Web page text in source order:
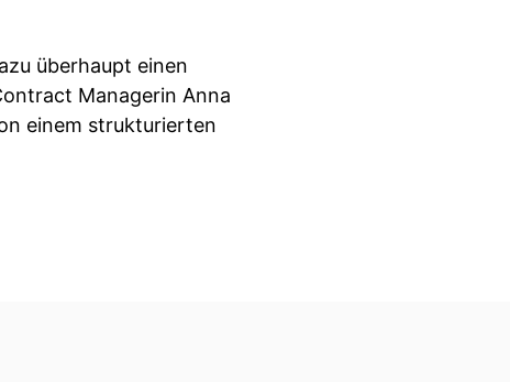
überhaupt einen
Managerin Anna
einem strukturierten